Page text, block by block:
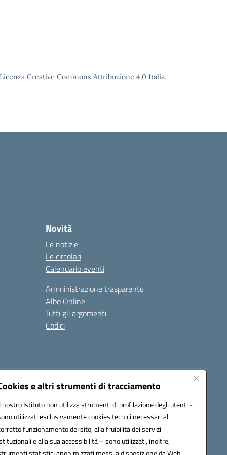
e altri strumenti di tracciamento
nostro Istituto non utilizza strumenti di profilazione degli utenti -
utilizzati esclusivamente cookies tecnici necessari al
funzionamento del sito, alla fruibilità dei servizi
e alla sua accessibilità – sono utilizzati, inoltre,
Creative Commons Attribuzione 4.0 Italia.
Novità
Le notizie
Le circolari
Calendario eventi
Amministrazione trasparente
Albo Online
Tutti gli argomenti
Codici
Seguici su: